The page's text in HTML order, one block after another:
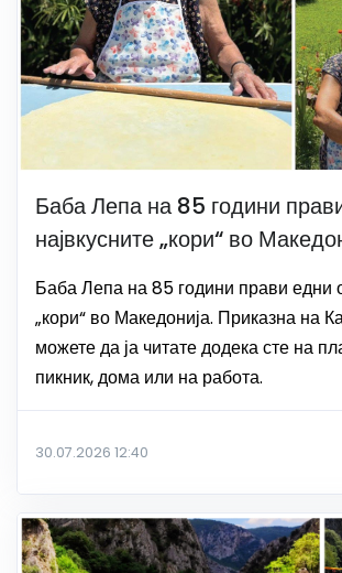
Баба Лепа на 85 години
највкусните „кори“ во
Баба Лепа на 85 години прави едни
„кори“ во Македонија. Приказна на
можете да ја читате додека сте на
пикник, дома или на работа.
30.07.2026 12:40